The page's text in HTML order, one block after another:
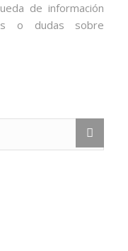
de información
o dudas sobre